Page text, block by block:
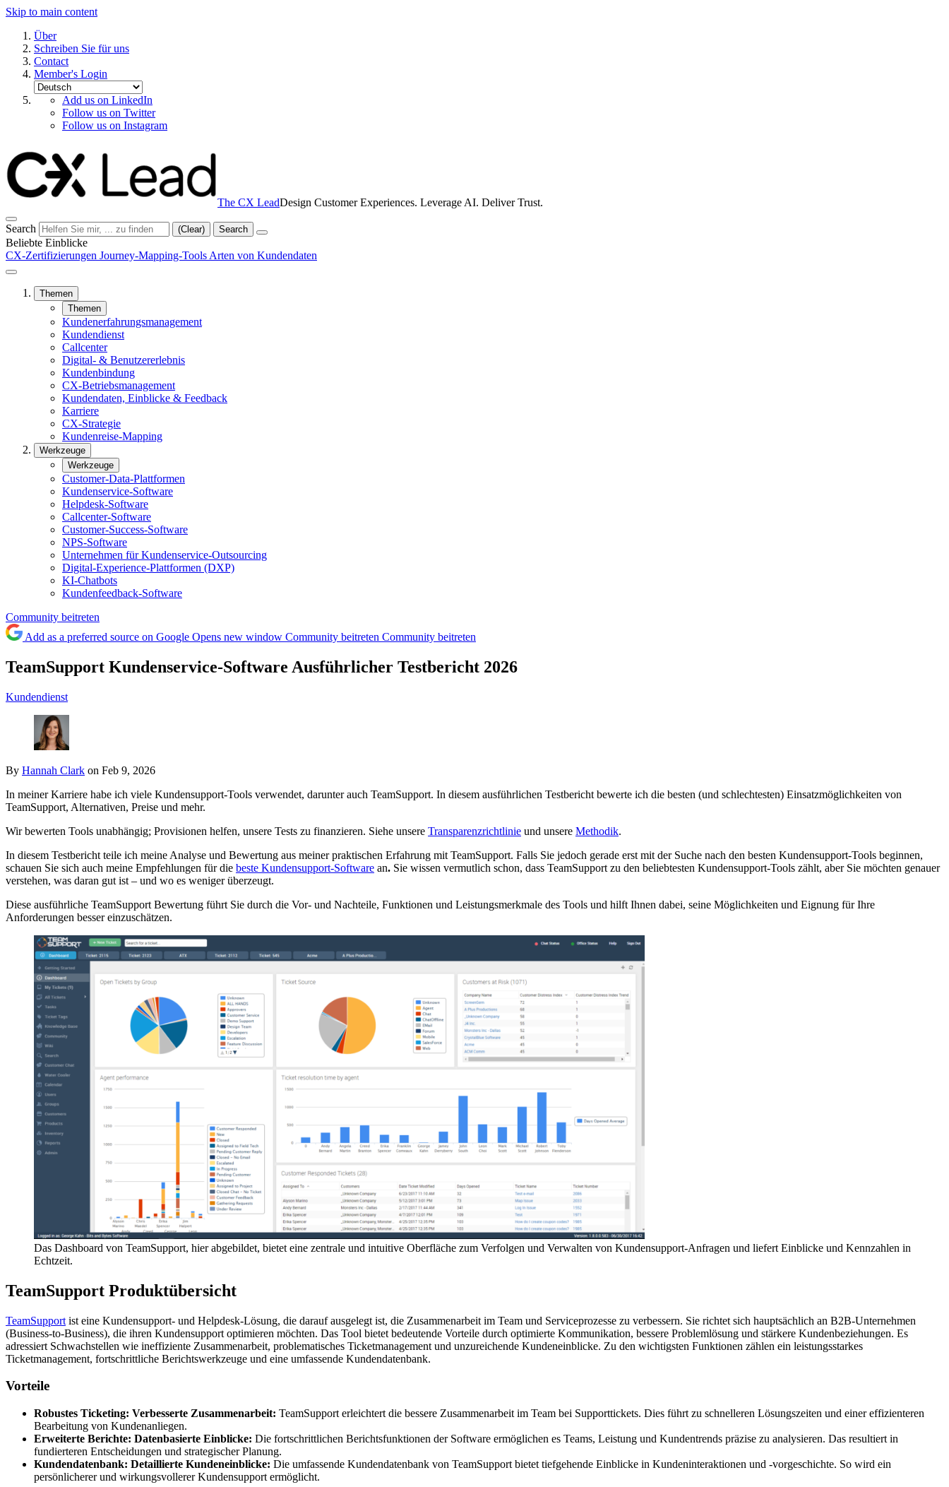
Skip to main content
Über
Schreiben Sie für uns
Contact
Member's Login
Add us on LinkedIn
Follow us on Twitter
Follow us on Instagram
The CX LeadDesign Customer Experiences. Leverage AI. Deliver Trust.
Search (Clear) Search
Beliebte Einblicke
CX-Zertifizierungen Journey-Mapping-Tools Arten von Kundendaten
Themen
Themen
Kundenerfahrungsmanagement
Kundendienst
Callcenter
Digital- & Benutzererlebnis
Kundenbindung
CX-Betriebsmanagement
Kundendaten, Einblicke & Feedback
Karriere
CX-Strategie
Kundenreise-Mapping
Werkzeuge
Werkzeuge
Customer-Data-Plattformen
Kundenservice-Software
Helpdesk-Software
Callcenter-Software
Customer-Success-Software
NPS-Software
Unternehmen für Kundenservice-Outsourcing
Digital-Experience-Plattformen (DXP)
KI-Chatbots
Kundenfeedback-Software
Community beitreten
Add as a preferred source on Google Opens new window Community beitreten Community beitreten
TeamSupport Kundenservice-Software Ausführlicher Testbericht 2026
Kundendienst
By Hannah Clark on Feb 9, 2026
In meiner Karriere habe ich viele Kundensupport-Tools verwendet, darunter auch TeamSupport. In diesem ausführlichen Testbericht bewerte ich die besten (und schlechtesten) Einsatzmöglichkeiten von
TeamSupport, Alternativen, Preise und mehr.
Wir bewerten Tools unabhängig; Provisionen helfen, unsere Tests zu finanzieren. Siehe unsere Transparenzrichtlinie und unsere Methodik.
In diesem Testbericht teile ich meine Analyse und Bewertung aus meiner praktischen Erfahrung mit TeamSupport. Falls Sie jedoch gerade erst mit der Suche nach den besten Kundensupport-Tools beginnen,
schauen Sie sich auch meine Empfehlungen für die beste Kundensupport-Software an. Sie wissen vermutlich schon, dass TeamSupport zu den beliebtesten Kundensupport-Tools zählt, aber Sie möchten genauer
verstehen, was daran gut ist – und wo es weniger überzeugt.
Diese ausführliche TeamSupport Bewertung führt Sie durch die Vor- und Nachteile, Funktionen und Leistungsmerkmale des Tools und hilft Ihnen dabei, seine Möglichkeiten und Eignung für Ihre
Anforderungen besser einzuschätzen.
Das Dashboard von TeamSupport, hier abgebildet, bietet eine zentrale und intuitive Oberfläche zum Verfolgen und Verwalten von Kundensupport-Anfragen und liefert Einblicke und Kennzahlen in
Echtzeit.
TeamSupport Produktübersicht
TeamSupport ist eine Kundensupport- und Helpdesk-Lösung, die darauf ausgelegt ist, die Zusammenarbeit im Team und Serviceprozesse zu verbessern. Sie richtet sich hauptsächlich an B2B-Unternehmen
(Business-to-Business), die ihren Kundensupport optimieren möchten. Das Tool bietet bedeutende Vorteile durch optimierte Kommunikation, bessere Problemlösung und stärkere Kundenbeziehungen. Es
adressiert Schwachstellen wie ineffiziente Zusammenarbeit, problematisches Ticketmanagement und unzureichende Kundeneinblicke. Zu den wichtigsten Funktionen zählen ein leistungsstarkes
Ticketmanagement, fortschrittliche Berichtswerkzeuge und eine umfassende Kundendatenbank.
Vorteile
Robustes Ticketing: Verbesserte Zusammenarbeit: TeamSupport erleichtert die bessere Zusammenarbeit im Team bei Supporttickets. Dies führt zu schnelleren Lösungszeiten und einer effizienteren
Bearbeitung von Kundenanliegen.
Erweiterte Berichte: Datenbasierte Einblicke: Die fortschrittlichen Berichtsfunktionen der Software ermöglichen es Teams, Leistung und Kundentrends präzise zu analysieren. Das resultiert in
fundierteren Entscheidungen und strategischer Planung.
Kundendatenbank: Detaillierte Kundeneinblicke: Die umfassende Kundendatenbank von TeamSupport bietet tiefgehende Einblicke in Kundeninteraktionen und -vorgeschichte. So wird ein
persönlicherer und wirkungsvollerer Kundensupport ermöglicht.